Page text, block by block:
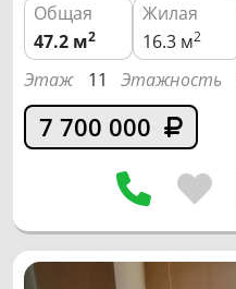
Общая
Жилая
47.2 м2 16.3 м2
Этаж 11 Этажность
7 700 000